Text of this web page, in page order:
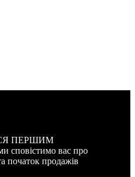
ПЕРШИМ
сповістимо вас про
початок продажів